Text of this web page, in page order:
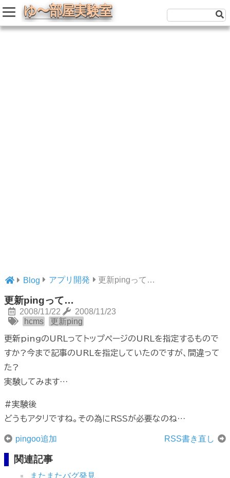
Blog アプリ開発 更新pingって…
更新pingって…
2008/11/22
2008/11/23
hcms
更新ping
更新pingのURLってトップページのURLを指定するもので
すか?今まで記事のURLを指定していたのですが、間違って
た?
実験してみます…
#実験後
どうもアタリですね。その為にRSSが必要なのね…
pingoo追加 RSS書き直し
関連記事
またまたバグ発見